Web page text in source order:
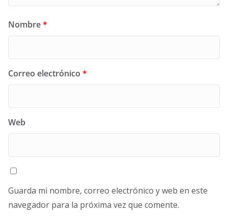
Nombre*
Correo electrónico *
Web
Guarda mi nombre, correo electrónico y web en este
navegador para la próxima vez que comente.